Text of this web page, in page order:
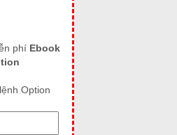
phí Ebook